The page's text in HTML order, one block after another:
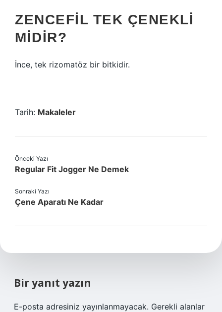
ZENCEFIL TEK ÇENEKLI
MIDIR?
İnce, tek rizomatöz bir bitkidir.
Tarih: Makaleler
Önceki Yazı
Regular Fit Jogger Ne Demek
Sonraki Yazı
Çene Aparatı Ne Kadar
Bir yanıt yazın
E-posta adresiniz yayınlanmayacak. Gerekli alanlar